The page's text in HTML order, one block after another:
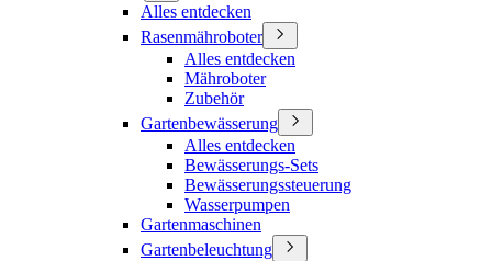
Alles entdecken
Rasenmähroboter
Alles entdecken
Mähroboter
Zubehör
Gartenbewässerung
Alles entdecken
Bewässerungs-Sets
Bewässerungssteuerung
Wasserpumpen
Gartenmaschinen
Gartenbeleuchtung